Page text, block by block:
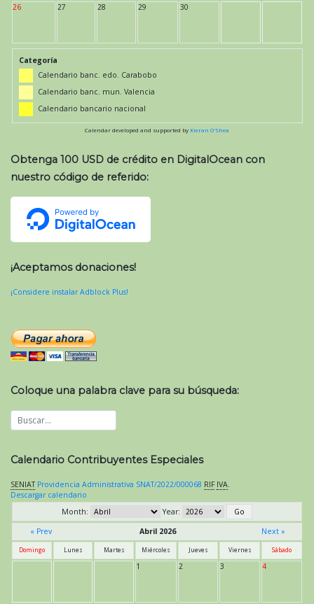
26 27 28 29 30
Categoría
Calendario banc. edo. Carabobo
Calendario banc. mun. Valencia
Calendario bancario nacional
Calendar developed and supported by Kieran O'Shea
Obtenga 100 USD de crédito en DigitalOcean con
nuestro código de referido:
¡Aceptamos donaciones!
¡Considere instalar Adblock Plus!
Coloque una palabra clave para su búsqueda:
Calendario Contribuyentes Especiales
SENIAT Providencia Administrativa SNAT/2022/000068 RIF IVA
Descargar calendario
Month:
Year:
« Prev
Abril 2026 Next »
Domingo Lunes Martes Miércoles Jueves Viernes Sábado
1 2 3 4